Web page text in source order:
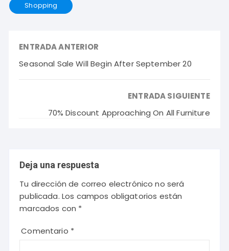
Shopping
ENTRADA ANTERIOR
Seasonal Sale Will Begin After September 20
ENTRADA SIGUIENTE
70% Discount Approaching On All Furniture
Deja una respuesta
Tu dirección de correo electrónico no será
publicada. Los campos obligatorios están
marcados con *
Comentario *